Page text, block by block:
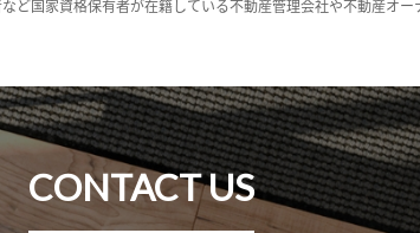
国家資格保有者が在籍している不動産管理会社や不動産オ
CONTACT US